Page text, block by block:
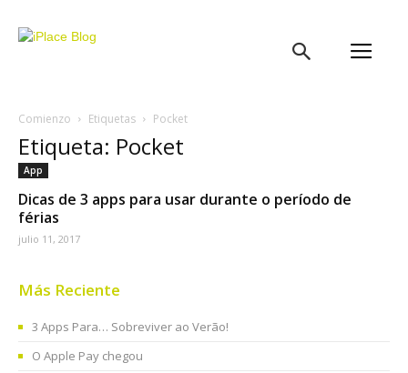
Comienzo Etiquetas Pocket
Etiqueta: Pocket
App
Dicas de 3 apps para usar durante o período de
férias
julio 11, 2017
Más Reciente
3 Apps Para… Sobreviver ao Verão!
O Apple Pay chegou